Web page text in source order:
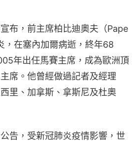
布，前主席柏比迪奧夫（Pape
，在塞內加爾病逝，終年68
年出任馬賽主席，成為歐洲頂
席。他曾經做過記者及經理
里、加拿斯、拿斯尼及杜奧
告，受新冠肺炎疫情影響，世